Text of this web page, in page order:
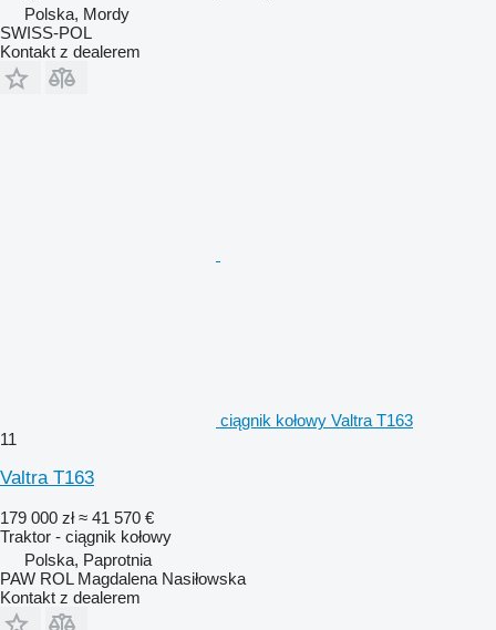
Polska, Mordy
SWISS-POL
Kontakt z dealerem
ciągnik kołowy Valtra T163
11
Valtra T163
179 000 zł ≈ 41 570 €
Traktor - ciągnik kołowy
Polska, Paprotnia
PAW ROL Magdalena Nasiłowska
Kontakt z dealerem